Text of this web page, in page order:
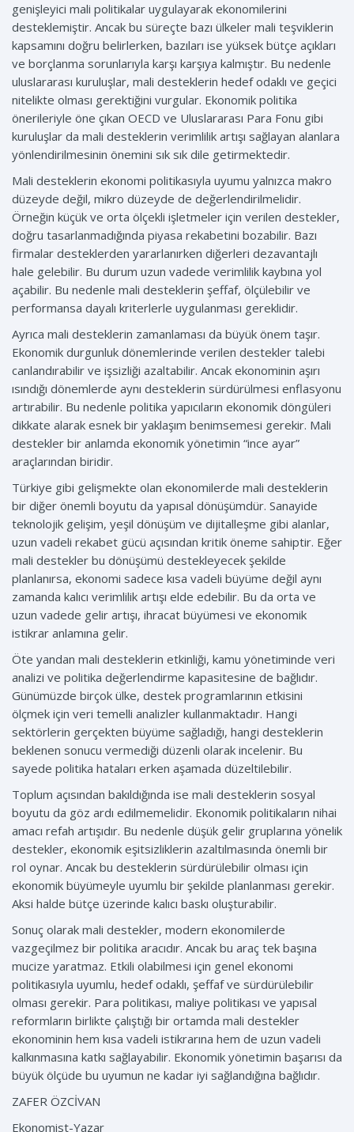
genişleyici mali politikalar uygulayarak ekonomilerini
desteklemiştir. Ancak bu süreçte bazı ülkeler mali teşviklerin
kapsamını doğru belirlerken, bazıları ise yüksek bütçe açıkları
ve borçlanma sorunlarıyla karşı karşıya kalmıştır. Bu nedenle
uluslararası kuruluşlar, mali desteklerin hedef odaklı ve geçici
nitelikte olması gerektiğini vurgular. Ekonomik politika
önerileriyle öne çıkan OECD ve Uluslararası Para Fonu gibi
kuruluşlar da mali desteklerin verimlilik artışı sağlayan alanlara
yönlendirilmesinin önemini sık sık dile getirmektedir.
Mali desteklerin ekonomi politikasıyla uyumu yalnızca makro
düzeyde değil, mikro düzeyde de değerlendirilmelidir.
Örneğin küçük ve orta ölçekli işletmeler için verilen destekler,
doğru tasarlanmadığında piyasa rekabetini bozabilir. Bazı
firmalar desteklerden yararlanırken diğerleri dezavantajlı
hale gelebilir. Bu durum uzun vadede verimlilik kaybına yol
açabilir. Bu nedenle mali desteklerin şeffaf, ölçülebilir ve
performansa dayalı kriterlerle uygulanması gereklidir.
Ayrıca mali desteklerin zamanlaması da büyük önem taşır.
Ekonomik durgunluk dönemlerinde verilen destekler talebi
canlandırabilir ve işsizliği azaltabilir. Ancak ekonominin aşırı
ısındığı dönemlerde aynı desteklerin sürdürülmesi enflasyonu
artırabilir. Bu nedenle politika yapıcıların ekonomik döngüleri
dikkate alarak esnek bir yaklaşım benimsemesi gerekir. Mali
destekler bir anlamda ekonomik yönetimin “ince ayar”
araçlarından biridir.
Türkiye gibi gelişmekte olan ekonomilerde mali desteklerin
bir diğer önemli boyutu da yapısal dönüşümdür. Sanayide
teknolojik gelişim, yeşil dönüşüm ve dijitalleşme gibi alanlar,
uzun vadeli rekabet gücü açısından kritik öneme sahiptir. Eğer
mali destekler bu dönüşümü destekleyecek şekilde
planlanırsa, ekonomi sadece kısa vadeli büyüme değil aynı
zamanda kalıcı verimlilik artışı elde edebilir. Bu da orta ve
uzun vadede gelir artışı, ihracat büyümesi ve ekonomik
istikrar anlamına gelir.
Öte yandan mali desteklerin etkinliği, kamu yönetiminde veri
analizi ve politika değerlendirme kapasitesine de bağlıdır.
Günümüzde birçok ülke, destek programlarının etkisini
ölçmek için veri temelli analizler kullanmaktadır. Hangi
sektörlerin gerçekten büyüme sağladığı, hangi desteklerin
beklenen sonucu vermediği düzenli olarak incelenir. Bu
sayede politika hataları erken aşamada düzeltilebilir.
Toplum açısından bakıldığında ise mali desteklerin sosyal
boyutu da göz ardı edilmemelidir. Ekonomik politikaların nihai
amacı refah artışıdır. Bu nedenle düşük gelir gruplarına yönelik
destekler, ekonomik eşitsizliklerin azaltılmasında önemli bir
rol oynar. Ancak bu desteklerin sürdürülebilir olması için
ekonomik büyümeyle uyumlu bir şekilde planlanması gerekir.
Aksi halde bütçe üzerinde kalıcı baskı oluşturabilir.
Sonuç olarak mali destekler, modern ekonomilerde
vazgeçilmez bir politika aracıdır. Ancak bu araç tek başına
mucize yaratmaz. Etkili olabilmesi için genel ekonomi
politikasıyla uyumlu, hedef odaklı, şeffaf ve sürdürülebilir
olması gerekir. Para politikası, maliye politikası ve yapısal
reformların birlikte çalıştığı bir ortamda mali destekler
ekonominin hem kısa vadeli istikrarına hem de uzun vadeli
kalkınmasına katkı sağlayabilir. Ekonomik yönetimin başarısı da
büyük ölçüde bu uyumun ne kadar iyi sağlandığına bağlıdır.
ZAFER ÖZCİVAN
Ekonomist-Yazar